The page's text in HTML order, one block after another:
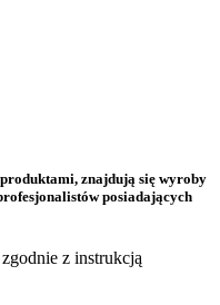
znajdują się wyroby
posiadających
z instrukcją